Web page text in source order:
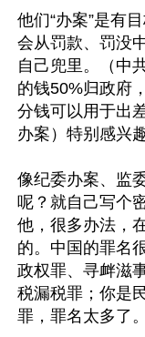
他们“办案”是有
会从罚款、罚没
自己兜里。（中
的钱50%归政府
分钱可以用于出
办案）特别感兴趣
像纪委办案、监
呢？就自己写个
他，很多办法，
的。中国的罪名
政权罪、寻衅滋
税漏税罪；你是
罪，罪名太多了